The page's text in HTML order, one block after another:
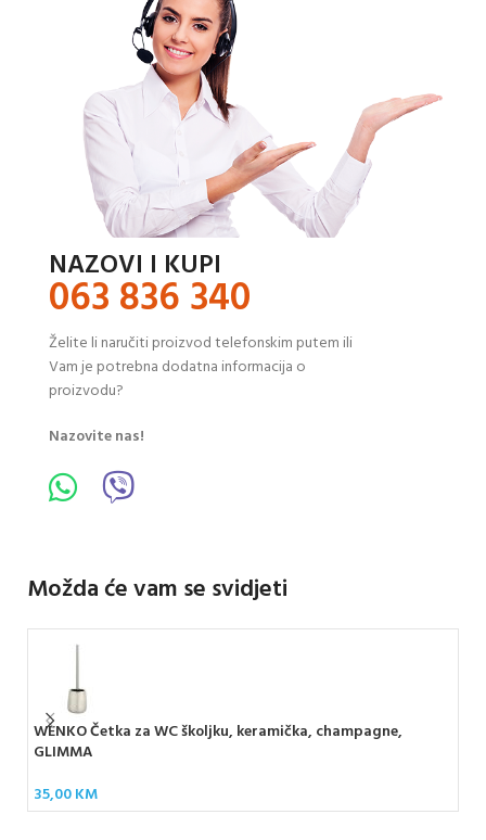
NAZOVI I KUPI
063 836 340
Želite li naručiti proizvod telefonskim putem ili
Vam je potrebna dodatna informacija o
proizvodu?
Nazovite nas!
Možda će vam se svidjeti
WENKO Četka za WC školjku, keramička, champagne,
GLIMMA
35,00KM